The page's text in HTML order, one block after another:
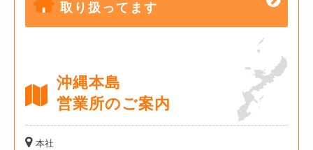
取り扱ってます
沖縄本島
営業所のご案内
本社